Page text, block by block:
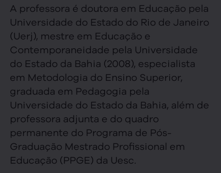
A professora é doutora em Educação pela
Universidade do Estado do Rio de Janeiro
(Uerj), mestre em Educação e
Contemporaneidade pela Universidade
do Estado da Bahia (2008), especialista
em Metodologia do Ensino Superior,
graduada em Pedagogia pela
Universidade do Estado da Bahia, além de
professora adjunta e do quadro
permanente do Programa de Pós-
Graduação Mestrado Profissional em
Educação (PPGE) da Uesc.